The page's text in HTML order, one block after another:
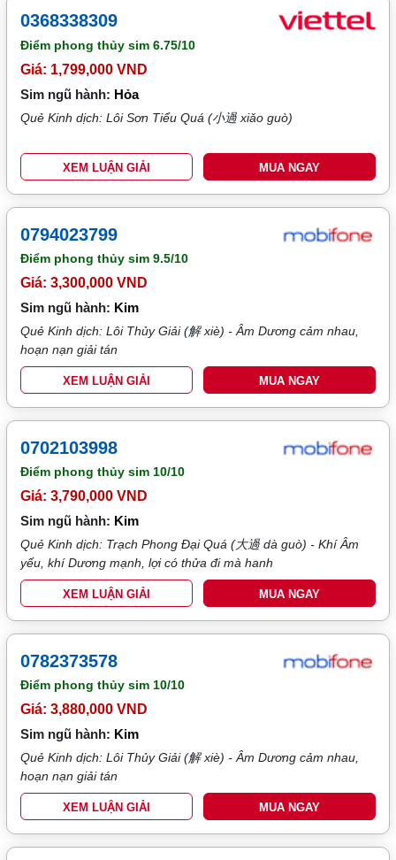
0368338309
Điểm phong thủy sim6.75/10
Giá: 1,799,000 VND
Sim ngũ hành: Hỏa
Quẻ Kinh dịch: Lôi Sơn Tiểu Quá (小過 xiǎo guò)
XEM LUẬN GIẢI MUA NGAY
0794023799
Điểm phong thủy sim9.5/10
Giá: 3,300,000 VND
Sim ngũ hành: Kim
Quẻ Kinh dịch: Lôi Thủy Giải (解 xiè) - Âm Dương cảm nhau,
hoạn nạn giải tán
XEM LUẬN GIẢI MUA NGAY
0702103998
Điểm phong thủy sim 10/10
Giá: 3,790,000 VND
Sim ngũ hành: Kim
Quẻ Kinh dịch: Trạch Phong Đại Quá (大過 dà guò) - Khí Âm
yếu, khí Dương mạnh, lợi có thửa đi mà hanh
XEM LUẬN GIẢI MUA NGAY
0782373578
Điểm phong thủy sim10/10
Giá: 3,880,000 VND
Sim ngũ hành: Kim
Quẻ Kinh dịch: Lôi Thủy Giải (解 xiè) - Âm Dương cảm nhau,
hoạn nạn giải tán
XEM LUẬN GIẢI MUA NGAY